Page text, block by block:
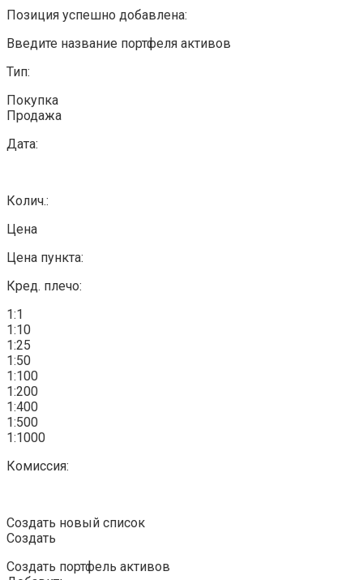
Позиция успешно добавлена:
Введите название портфеля активов
Тип:
Покупка
Продажа
Дата:
Колич.:
Цена
Цена пункта:
Кред. плечо:
1:1
1:10
1:25
1:50
1:100
1:200
1:400
1:500
1:1000
Комиссия:
Создать новый список
Создать
Создать портфель активов